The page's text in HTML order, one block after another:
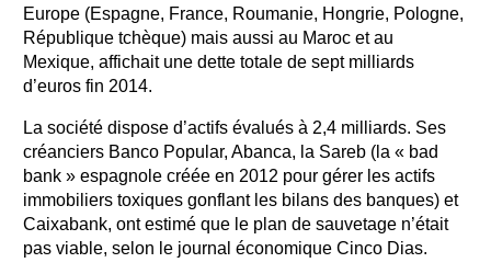
Europe (Espagne, France, Roumanie, Hongrie, Pologne,
République tchèque) mais aussi au Maroc et au
Mexique, affichait une dette totale de sept milliards
d’euros fin 2014.
La société dispose d’actifs évalués à 2,4 milliards. Ses
créanciers Banco Popular, Abanca, la Sareb (la « bad
bank » espagnole créée en 2012 pour gérer les actifs
immobiliers toxiques gonflant les bilans des banques) et
Caixabank, ont estimé que le plan de sauvetage n’était
pas viable, selon le journal économique Cinco Dias.